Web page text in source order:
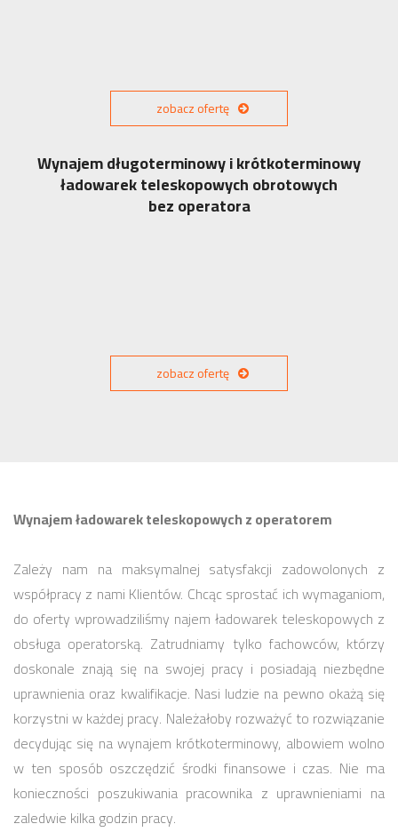
zobacz ofertę
Wynajem długoterminowy i krótkoterminowy
ładowarek teleskopowych obrotowych
bez operatora
zobacz ofertę
Wynajem ładowarek teleskopowych z operatorem
Zależy nam na maksymalnej satysfakcji zadowolonych z
współpracy z nami Klientów. Chcąc sprostać ich wymaganiom,
do oferty wprowadziliśmy najem ładowarek teleskopowych z
obsługa operatorską. Zatrudniamy tylko fachowców, którzy
doskonale znają się na swojej pracy i posiadają niezbędne
uprawnienia oraz kwalifikacje. Nasi ludzie na pewno okażą się
korzystni w każdej pracy. Należałoby rozważyć to rozwiązanie
decydując się na wynajem krótkoterminowy, albowiem wolno
w ten sposób oszczędzić środki finansowe i czas. Nie ma
konieczności poszukiwania pracownika z uprawnieniami na
zaledwie kilka godzin pracy.